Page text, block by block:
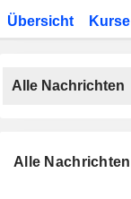
Übersicht Kurse
Alle Nachrichten
Alle Nachrichten